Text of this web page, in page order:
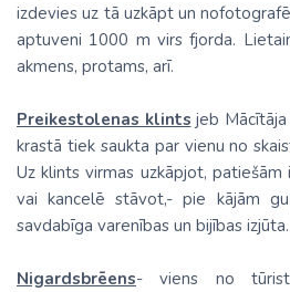
izdevies uz tā uzkāpt un
aptuveni 1000 m virs fjorda.
akmens, protams, arī.
Preikestolenas klints jeb
krastā tiek saukta par vienu no
Uz klints virmas uzkāpjot,
vai kancelē stāvot,- pie kājām
savdabīga varenības un bijības izjūta.
Nigardsbrēens- viens no